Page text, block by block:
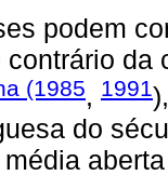
podem
contrário
(1985, 1991
do